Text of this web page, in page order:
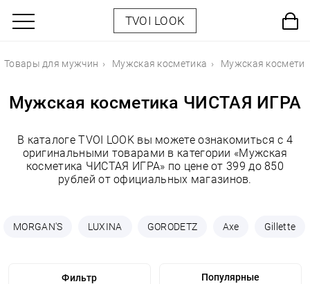
TVOI LOOK
Товары для мужчин Мужская косметика Мужская
Мужская косметика ЧИСТАЯ ИГРА
В каталоге TVOI LOOK вы можете ознакомиться с 4
оригинальными товарами в категории «Мужская
косметика ЧИСТАЯ ИГРА» по цене от 399 до 850
рублей от официальных магазинов.
MORGAN'S LUXINA GORODETZ Axe Gillette
Фильтр